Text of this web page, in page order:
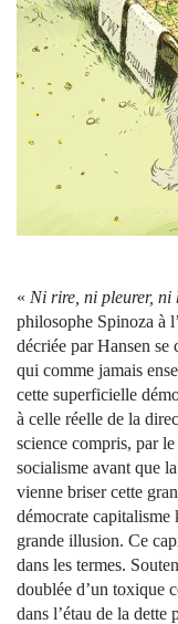
« Ni rire, ni pleurer, ni
philosophe Spinoza à
décriée par Hansen se
qui comme jamais
cette superficielle
à celle réelle de la
science compris, par
socialisme avant que
vienne briser cette
démocrate capitalisme
grande illusion. Ce
dans les termes.
doublée d’un toxique
dans l’étau de la dette